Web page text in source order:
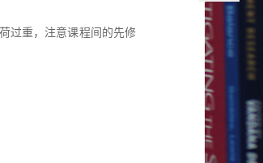
过重，注意课程间的先修